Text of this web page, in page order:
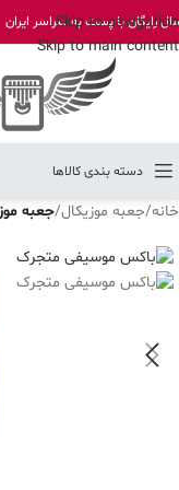
Skip to navigation
Skip to main content
رایگان با پست به سراسر ایران
دسته بندی کالاها
خانه/جعبه موزیکال/جعبه